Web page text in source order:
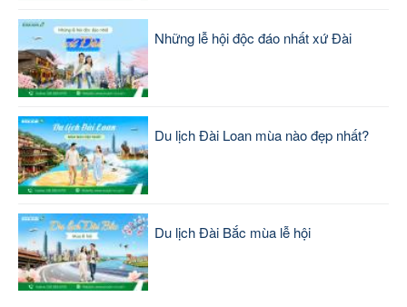
Những lễ hội độc đáo nhất xứ Đài
Du lịch Đài Loan mùa nào đẹp nhất?
Du lịch Đài Bắc mùa lễ hội